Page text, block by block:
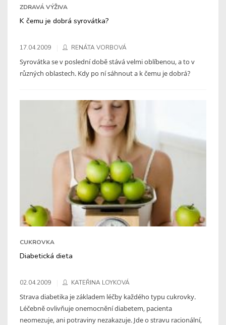
ZDRAVÁ VÝŽIVA
K čemu je dobrá syrovátka?
17.04.2009 RENÁTA VORBOVÁ
Syrovátka se v poslední době stává velmi oblíbenou, a to v
různých oblastech. Kdy po ní sáhnout a k čemu je dobrá?
CUKROVKA
Diabetická dieta
02.04.2009 KATEŘINA LOYKOVÁ
Strava diabetika je základem léčby každého typu cukrovky.
Léčebně ovlivňuje onemocnění diabetem, pacienta
neomezuje, ani potraviny nezakazuje. Jde o stravu racionální,